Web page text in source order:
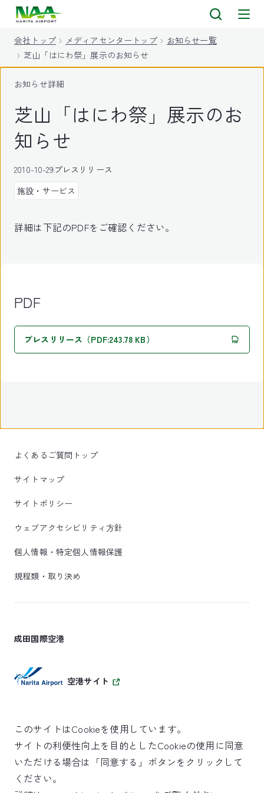
会社トップ メディアセンタートップ
お知らせ一覧
芝山「はにわ祭」展示のお知らせ
お知らせ詳細
芝山「はにわ祭」展示のお
知らせ
2010-10-29プレスリリース
施設・サービス
詳細は下記のPDFをご確認ください。
PDF
プレスリリース（PDF:243.78 KB）
よくあるご質問トップ
サイトマップ
サイトポリシー
ウェブアクセシビリティ方針
個人情報・特定個人情報保護
規程類・取り決め
成田国際空港
空港サイト
SKYTRAX
5スターエアポート
このサイトはCookieを使用しています。
サイトの利便性向上を目的としたCookieの使用に同意
いただける場合は「同意する」ボタンをクリックして
ください。